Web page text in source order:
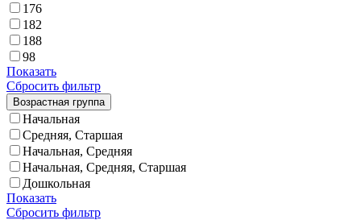
176
182
188
98
Показать
Сбросить фильтр
Возрастная группа
Начальная
Средняя, Старшая
Начальная, Средняя
Начальная, Средняя, Старшая
Дошкольная
Показать
Сбросить фильтр